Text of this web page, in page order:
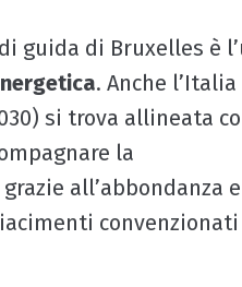
guida di Bruxelles è
. Anche l’Italia
si trova allineata
la
all’abbondanza e
convenzionati